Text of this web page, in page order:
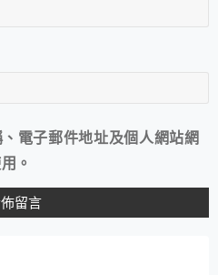
電子郵件地址及個人網站網
。